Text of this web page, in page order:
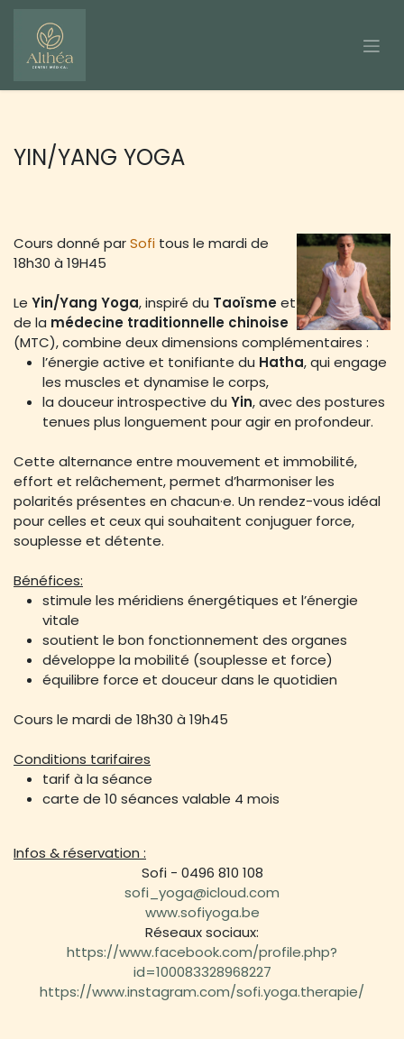
YIN/YANG YOGA
Cours donné parSofi tous le mardi de
18h30 à 19H45
Le Yin/Yang Yoga, inspiré du Taoïsmeet
de la médecine traditionnelle chinoise
(MTC), combine deux dimensions complémentaires :
l’énergie active et tonifiante du Hatha, qui engage
les muscles et dynamise le corps,
la douceur introspective du Yin, avec des postures
tenues plus longuement pour agir en profondeur.
Cette alternance entre mouvement et immobilité,
effort et relâchement, permet d’harmoniser les
polarités présentes en chacun·e. Un rendez-vous idéal
pour celles et ceux qui souhaitent conjuguer force,
souplesse et détente.
Bénéfices:
stimule les méridiens énergétiques et l’énergie
vitale
soutient le bon fonctionnement des organes
développe la mobilité (souplesse et force)
équilibre force et douceur dans le quotidien
Cours le mardi de 18h30 à 19h45
Conditions tarifaires
tarif à la séance
carte de 10 séances valable 4 mois
Infos & réservation :
Sofi - 0496 810 108
sofi_yoga@icloud.com
www.sofiyoga.be
Réseaux sociaux:
https://www.facebook.com/profile.php?
id=100083328968227
https://www.instagram.com/sofi.yoga.therapie/